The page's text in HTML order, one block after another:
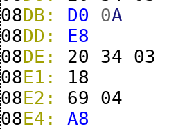
08DB: D0 0A
08DD: E8
08DE: 20 34 03
08E1: 18
08E2: 69 04
08E4: A8